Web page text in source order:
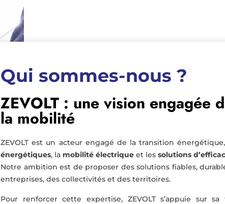
Qui sommes-nous ?
ZEVOLT : une vision engagée
la mobilité
ZEVOLT est un acteur engagé de la transition
énergétiques, la mobilité électrique et lessolutions
Notre ambition est de proposer des solutions fiables,
entreprises, des collectivités et des territoires.
Pour renforcer cette expertise, ZEVOLT s’appuie sur